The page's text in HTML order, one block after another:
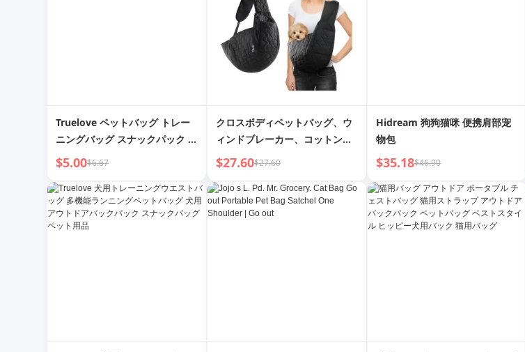
Truelove ペットバッグ トレー
ニングバッグ スナックパック 噛
みつきにくい おもちゃ 犬用おも
ちゃ ペットおむつバッグ ペット
用品
$5.00$6.67
クロスボディペットバッグ、ウ
ィンドブレーカー、コットン、
軽量アウトドア猫用バッグ、ナ
イロン犬用バッグ、ペットポー
チ
$27.60$27.60
Hidream 狗狗猫咪 便携肩部宠
物包
$35.18$46.90